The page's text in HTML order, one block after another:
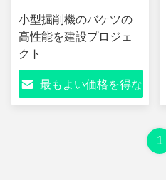
小型掘削機のバケツの
高性能を建設プロジェ
クト
最もよい価格を得な
1